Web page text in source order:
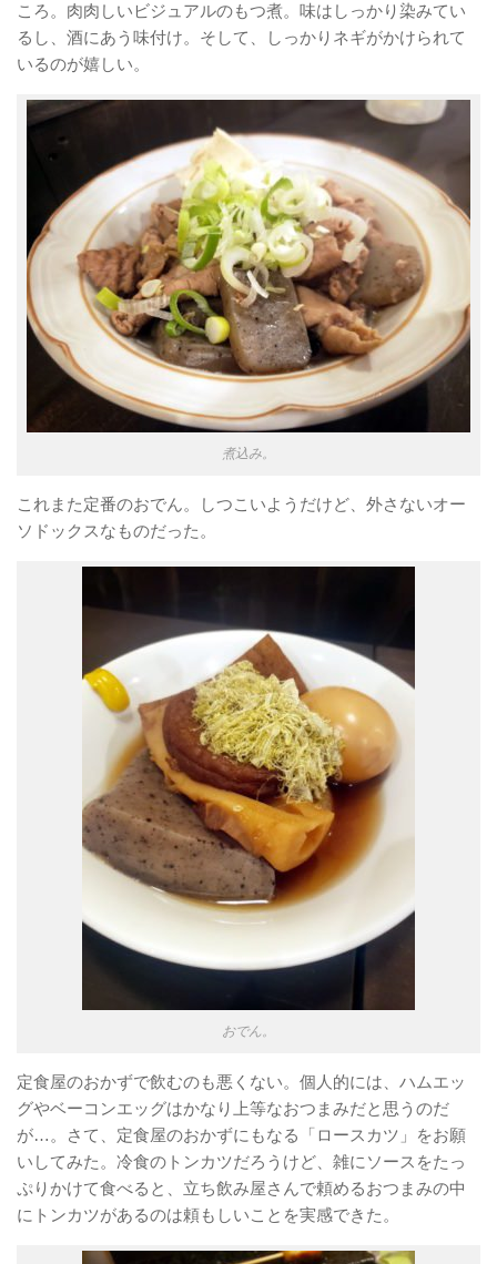
ころ。肉肉しいビジュアルのもつ煮。味はしっかり染みてい
るし、酒にあう味付け。そして、しっかりネギがかけられて
いるのが嬉しい。
煮込み。
これまた定番のおでん。しつこいようだけど、外さないオー
ソドックスなものだった。
おでん。
定食屋のおかずで飲むのも悪くない。個人的には、ハムエッ
グやベーコンエッグはかなり上等なおつまみだと思うのだ
が…。さて、定食屋のおかずにもなる「ロースカツ」をお願
いしてみた。冷食のトンカツだろうけど、雑にソースをたっ
ぷりかけて食べると、立ち飲み屋さんで頼めるおつまみの中
にトンカツがあるのは頼もしいことを実感できた。